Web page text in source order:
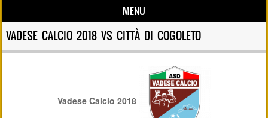
MENU
Skip to content
VADESE CALCIO 2018 VS CITTÀ DI COGOLETO
Vadese Calcio 2018